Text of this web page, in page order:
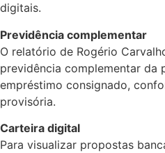
digitais.
Previdência complementar
O relatório de Rogério
previdência complementar da
empréstimo consignado,
provisória.
Carteira digital
Para visualizar propostas